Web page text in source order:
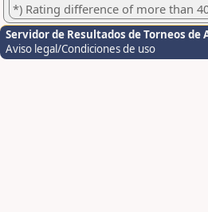
*) Rating difference of more than
Servidor de Resultados de Torneos de
Aviso legal/Condiciones de uso